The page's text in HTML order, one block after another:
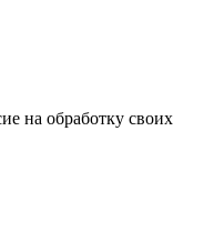
на обработку своих